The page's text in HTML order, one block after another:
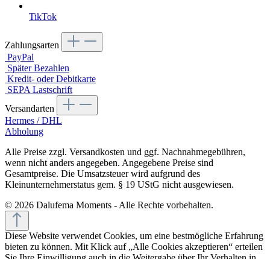
TikTok
Zahlungsarten
PayPal
Später Bezahlen
Kredit- oder Debitkarte
SEPA Lastschrift
Versandarten
Hermes / DHL
Abholung
Alle Preise zzgl. Versandkosten und ggf. Nachnahmegebühren,
wenn nicht anders angegeben. Angegebene Preise sind
Gesamtpreise. Die Umsatzsteuer wird aufgrund des
Kleinunternehmerstatus gem. § 19 UStG nicht ausgewiesen.
© 2026 Dalufema Moments - Alle Rechte vorbehalten.
Diese Website verwendet Cookies, um eine bestmögliche Erfahrung
bieten zu können. Mit Klick auf „Alle Cookies akzeptieren“ erteilen